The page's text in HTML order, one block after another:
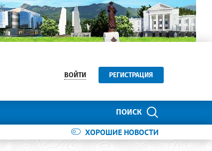
ВОЙТИ РЕГИСТРАЦИЯ
ПОИСК
ХОРОШИЕ НОВОСТИ